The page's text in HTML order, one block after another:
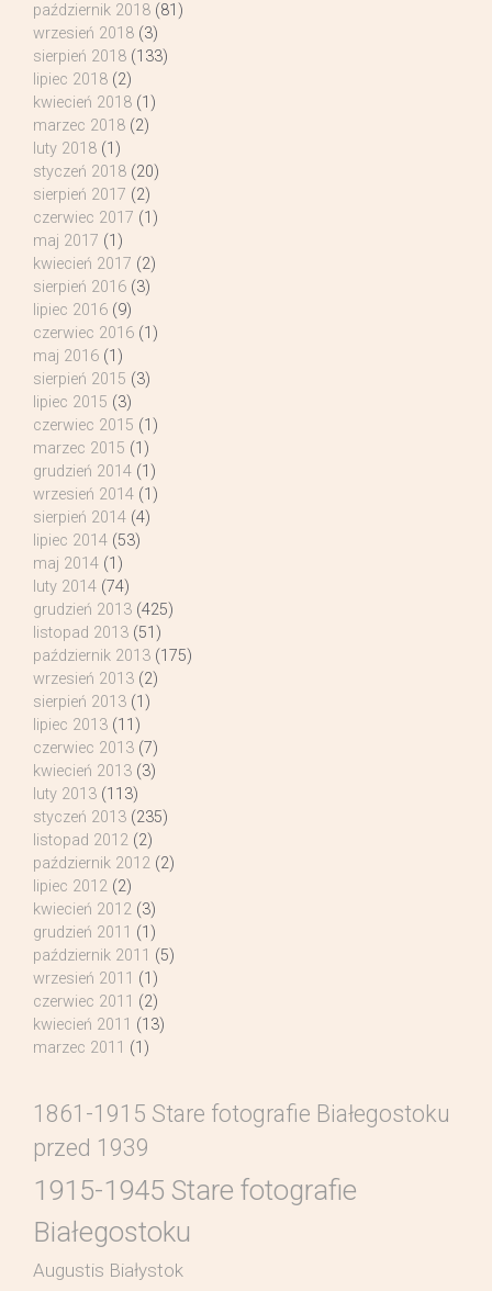
październik 2018 (81)
wrzesień 2018 (3)
sierpień 2018 (133)
lipiec 2018 (2)
kwiecień 2018 (1)
marzec 2018 (2)
luty 2018 (1)
styczeń 2018 (20)
sierpień 2017 (2)
czerwiec 2017 (1)
maj 2017 (1)
kwiecień 2017 (2)
sierpień 2016 (3)
lipiec 2016 (9)
czerwiec 2016 (1)
maj 2016 (1)
sierpień 2015 (3)
lipiec 2015 (3)
czerwiec 2015 (1)
marzec 2015 (1)
grudzień 2014 (1)
wrzesień 2014 (1)
sierpień 2014 (4)
lipiec 2014 (53)
maj 2014 (1)
luty 2014 (74)
grudzień 2013 (425)
listopad 2013 (51)
październik 2013 (175)
wrzesień 2013 (2)
sierpień 2013 (1)
lipiec 2013 (11)
czerwiec 2013 (7)
kwiecień 2013 (3)
luty 2013 (113)
styczeń 2013 (235)
listopad 2012 (2)
październik 2012 (2)
lipiec 2012 (2)
kwiecień 2012 (3)
grudzień 2011 (1)
październik 2011 (5)
wrzesień 2011 (1)
czerwiec 2011 (2)
kwiecień 2011 (13)
marzec 2011 (1)
1861-1915 Stare fotografie Białegostoku
przed 1939
1915-1945 Stare fotografie
Białegostoku
Augustis Białystok